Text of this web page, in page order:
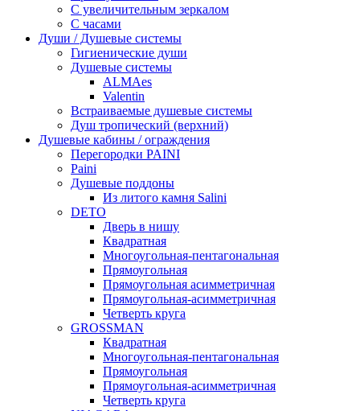
С увеличительным зеркалом
С часами
Души / Душевые системы
Гигиенические души
Душевые системы
ALMAes
Valentin
Встраиваемые душевые системы
Душ тропический (верхний)
Душевые кабины / ограждения
Перегородки PAINI
Paini
Душевые поддоны
Из литого камня Salini
DETO
Дверь в нишу
Квадратная
Многоугольная-пентагональная
Прямоугольная
Прямоугольная асимметричная
Прямоугольная-асимметричная
Четверть круга
GROSSMAN
Квадратная
Многоугольная-пентагональная
Прямоугольная
Прямоугольная-асимметричная
Четверть круга